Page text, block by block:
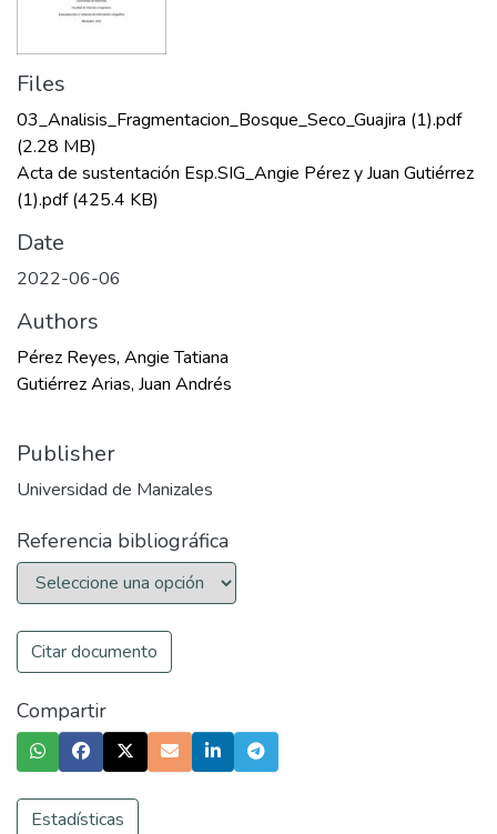
Files
03_Analisis_Fragmentacion_Bosque_Seco_Guajira (1).pdf
(2.28 MB)
Acta de sustentación Esp.SIG_Angie Pérez y Juan Gutiérrez
(1).pdf(425.4 KB)
Date
2022-06-06
Authors
Pérez Reyes, Angie Tatiana
Gutiérrez Arias, Juan Andrés
Publisher
Universidad de Manizales
Referencia bibliográfica
Citar documento
Compartir
Estadísticas